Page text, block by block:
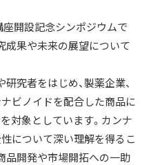
座開設記念シンポジウムで
成果や未来の展望について
究者をはじめ、製薬企業、
ナビノイドを配合した商品に
対象としています。カンナ
性について深い理解を得るこ
品開発や市場開拓への一助